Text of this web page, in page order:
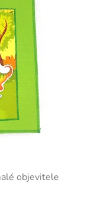
objevitele